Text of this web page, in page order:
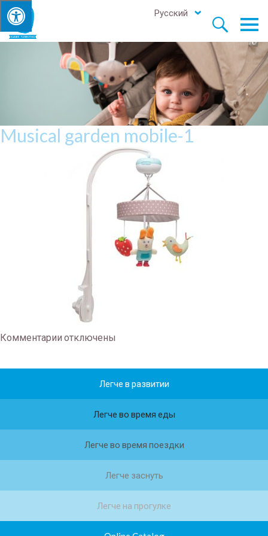


Русский
Musical garden mobile-1
Комментарии отключены
Легче в развитии
Легче во время еды
Легче во время поездки
Легче заснуть
Легче на прогулке